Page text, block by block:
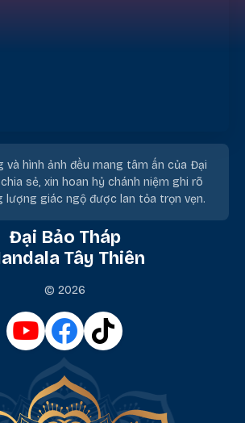
và hình ảnh đều mang tâm ấn của Đại
sẻ, xin hoan hỷ chánh niệm ghi rõ
lượng giác ngộ được lan tỏa trọn vẹn.
Đại Bảo Tháp
Tây Thiên
© 2026